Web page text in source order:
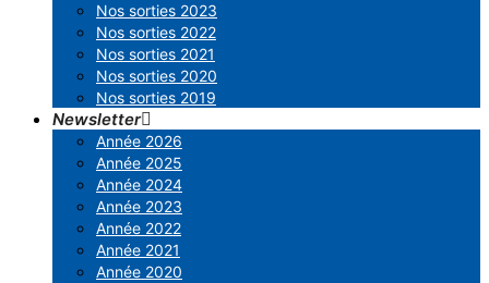
Nos sorties 2023
Nos sorties 2022
Nos sorties 2021
Nos sorties 2020
Nos sorties 2019
Newsletter
Année 2026
Année 2025
Année 2024
Année 2023
Année 2022
Année 2021
Année 2020